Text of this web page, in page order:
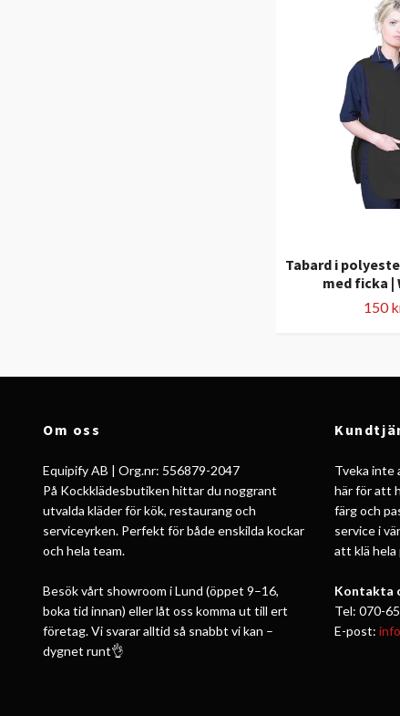
Tabard i
med ficka |
150
Om oss
Equipify AB | Org.nr: 556879-2047
På Kockklädesbutiken hittar du noggrant
utvalda kläder för kök, restaurang och
serviceyrken. Perfekt för både enskilda kockar
och hela team.
Besök vårt showroom i Lund (öppet 9–16,
boka tid innan) eller låt oss komma ut till ert
företag. Vi svarar alltid så snabbt vi kan –
dygnet runt👌
Tveka inte
här för att
färg och
service i
att klä hela
Kontakta
Tel: 070-
E-post: